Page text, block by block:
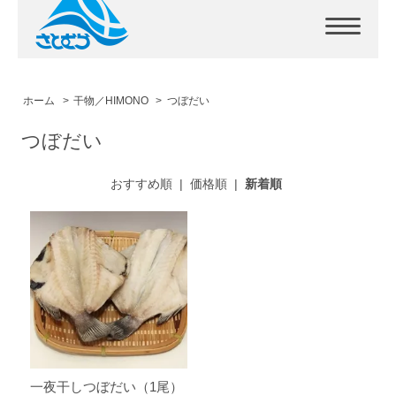
ホーム > 干物／HIMONO > つぼだい
つぼだい
おすすめ順| 価格順| 新着順
一夜干しつぼだい（1尾）